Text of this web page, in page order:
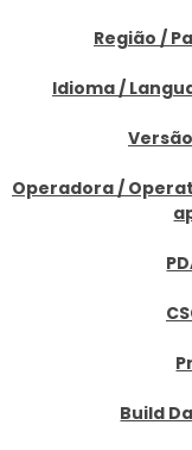
Região /
Idioma /
Operadora /
Build